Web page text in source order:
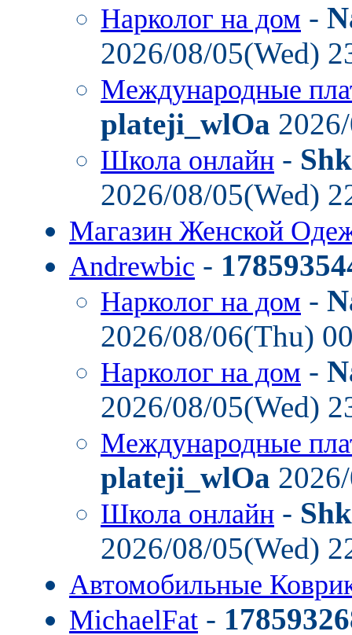
Нарколог на дом -
2026/08/05(Wed)
Международные
plateji_wlOa
Школа онлайн -
2026/08/05(Wed)
Магазин Женской
Andrewbic -
Нарколог на дом -
2026/08/06(Thu)
Нарколог на дом -
2026/08/05(Wed)
Международные
plateji_wlOa
Школа онлайн -
2026/08/05(Wed)
Автомобильные
MichaelFat -